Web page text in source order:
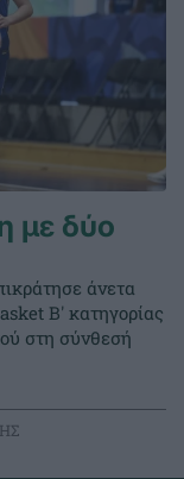
με δύο
άνετα
Β' κατηγορίας
στη σύνθεσή